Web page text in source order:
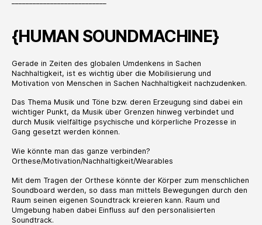
{HUMAN SOUNDMACHINE}
Gerade in Zeiten des globalen Umdenkens in Sachen
Nachhaltigkeit, ist es wichtig über die Mobilisierung und
Motivation von Menschen in Sachen Nachhaltigkeit nachzudenken.
Das Thema Musik und Töne bzw. deren Erzeugung sind dabei ein
wichtiger Punkt, da Musik über Grenzen hinweg verbindet und
durch Musik vielfältige psychische und körperliche Prozesse in
Gang gesetzt werden können.
Wie könnte man das ganze verbinden?
Orthese/Motivation/Nachhaltigkeit/Wearables
Mit dem Tragen der Orthese könnte der Körper zum menschlichen
Soundboard werden, so dass man mittels Bewegungen durch den
Raum seinen eigenen Soundtrack kreieren kann. Raum und
Umgebung haben dabei Einfluss auf den personalisierten
Soundtrack.